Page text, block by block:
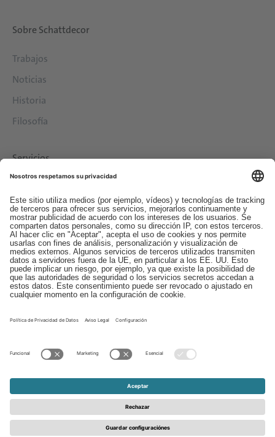
Sobre Schattdecor
Trabajos
Noticias
Historia
Filosofía
Servicios
Contacto
EDI
Aviso legal
Canal de Denuncias
Condiciones generales